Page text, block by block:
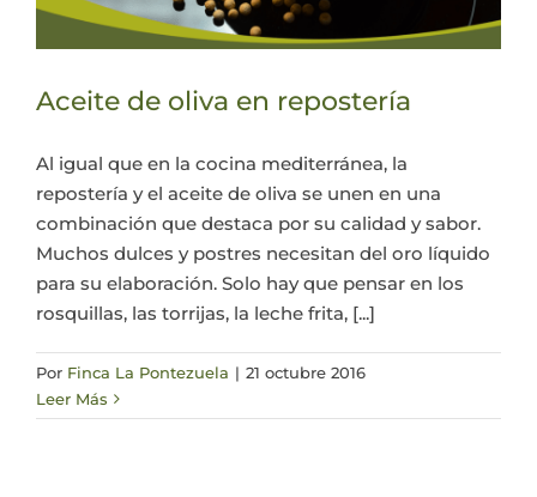
Aceite de oliva en repostería
Al igual que en la cocina mediterránea, la
repostería y el aceite de oliva se unen en una
combinación que destaca por su calidad y sabor.
Muchos dulces y postres necesitan del oro líquido
para su elaboración. Solo hay que pensar en los
rosquillas, las torrijas, la leche frita, [...]
Por Finca La Pontezuela | 21 octubre 2016
Leer Más